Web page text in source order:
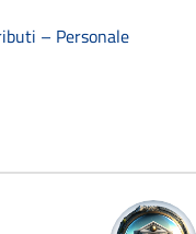
– Personale